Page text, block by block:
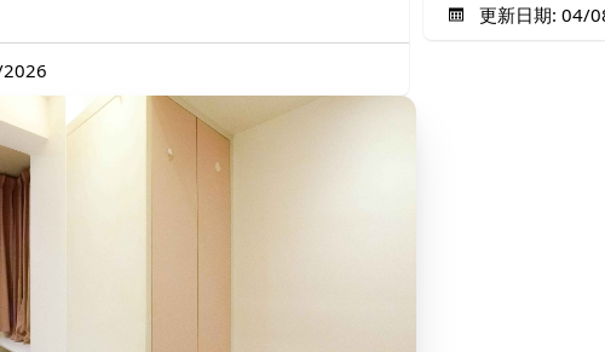
更新日期: 04/